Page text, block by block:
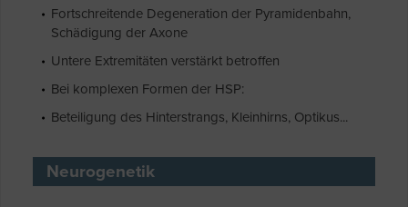
Fortschreitende Degeneration der Pyramidenbahn,
Schädigung der Axone
Untere Extremitäten verstärkt betroffen
Bei komplexen Formen der HSP:
Beteiligung des Hinterstrangs, Kleinhirns, Optikus...
Neurogenetik